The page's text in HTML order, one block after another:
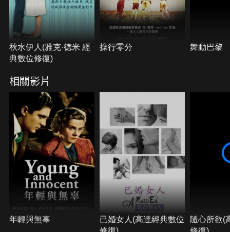
秋水伊人(雅克·德米 經
典數位修復)
操行零分 舞動巴黎
相關影片
年輕與無辜
已婚女人(高達經典數位
隨心所欲(